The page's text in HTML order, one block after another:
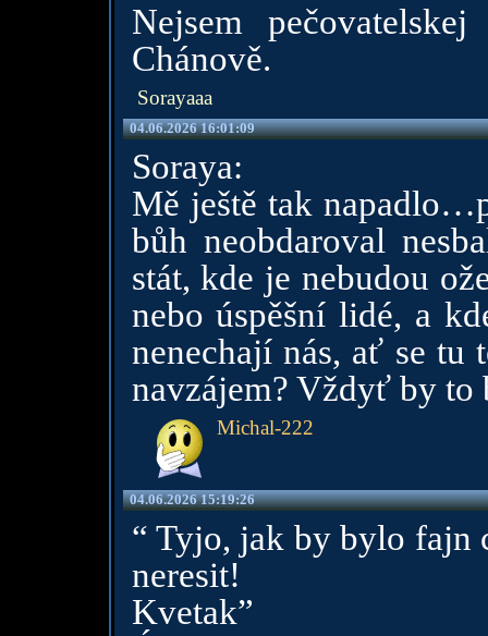
Nejsem
Chánově.
Sorayaaa
04.06.2026 16:01:09
Soraya:
Mě ještě tak
bůh neobdaroval
stát, kde je nebudou
nebo úspěšní lidé, a
nenechají nás, ať se tu
navzájem? Vždyť by
Michal-222
04.06.2026 15:19:26
“ Tyjo, jak by bylo fajn
neresit!
Kvetak”